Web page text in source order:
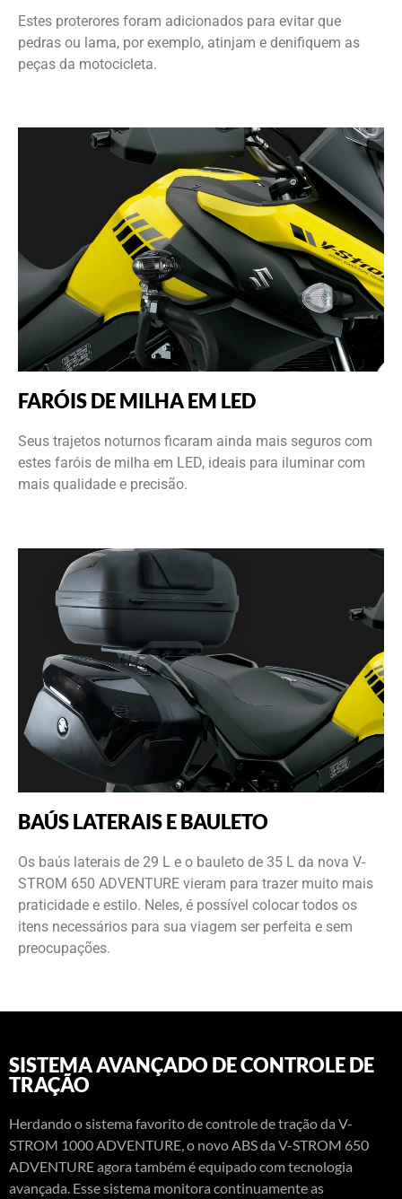
Estes proterores foram adicionados para evitar que
pedras ou lama, por exemplo, atinjam e denifiquem as
peças da motocicleta.
FARÓIS DE MILHA EM LED
Seus trajetos noturnos ficaram ainda mais seguros com
estes faróis de milha em LED, ideais para iluminar com
mais qualidade e precisão.
BAÚS LATERAIS E BAULETO
Os baús laterais de 29 L e o bauleto de 35 L da nova V-
STROM 650 ADVENTURE vieram para trazer muito mais
praticidade e estilo. Neles, é possível colocar todos os
itens necessários para sua viagem ser perfeita e sem
preocupações.
SISTEMA AVANÇADO DE CONTROLE DE
TRAÇÃO
Herdando o sistema favorito de controle de tração da V-
STROM 1000 ADVENTURE, o novo ABS da V-STROM 650
ADVENTURE agora também é equipado com tecnologia
avançada. Esse sistema monitora continuamente as